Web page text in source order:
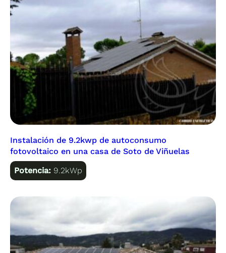
Instalación de 9.2kwp de autoconsumo
fotovoltaico en una casa de Soto de Viñuelas
Potencia: 9.2kWp